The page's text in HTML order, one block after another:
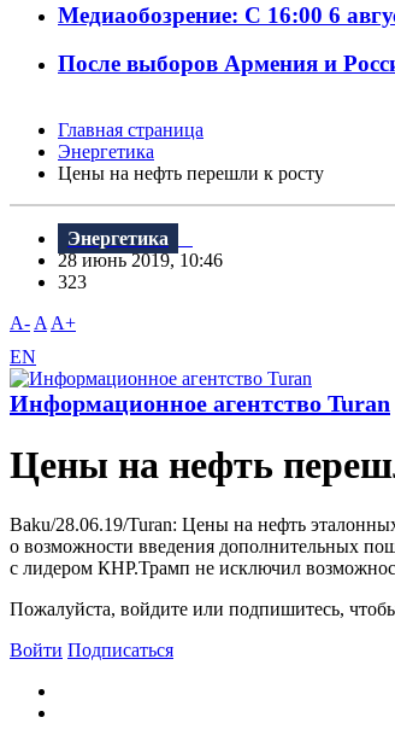
Медиаобозрение: С 16:00 6
После выборов Армения и
Главная страница
Энергетика
Цены на нефть перешли к росту
Энергетика
28 июнь 2019, 10:46
323
A- A A+
EN
Информационное агентство Turan
Цены на нефть
Baku/28.06.19/Turan: Цены на нефть
о возможности введения дополнительных
с лидером КНР.Трамп не исключил
Пожалуйста, войдите или подпишитесь,
Войти Подписаться